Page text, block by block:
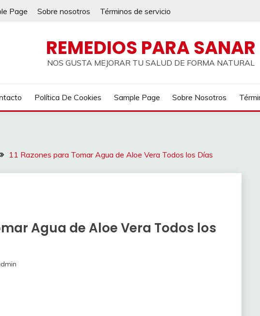
Page Sobre nosotros Términos de servicio
REMEDIOS PARA SANAR
NOS GUSTA MEJORAR TU SALUD DE FORMA NATURAL
Política De Cookies Sample Page Sobre Nosotros
11 Razones para Tomar Agua de Aloe Vera Todos los Días
Agua de Aloe Vera Todos los